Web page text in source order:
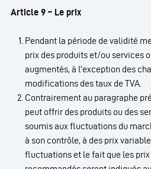
Article 9 – Le prix
Pendant la période de validité
prix des produits et/ou services
augmentés, à l’exception des
modifications des taux de TVA.
Contrairement au paragraphe
peut offrir des produits ou des
soumis aux fluctuations du
à son contrôle, à des prix
fluctuations et le fait que les